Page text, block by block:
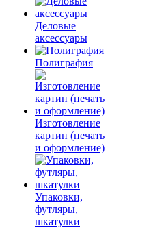
Деловые
аксессуары
Полиграфия
Изготовление
картин (печать
и оформление)
Упаковки,
футляры,
шкатулки